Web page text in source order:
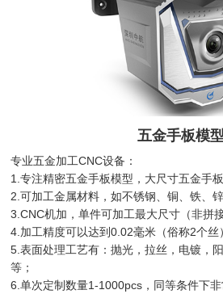
五金手板模型
专业五金加工CNC设备：
1.专注精密五金手板模型，大尺寸五金手
2.可加工金属材料，如不锈钢、铜、铁、
3.CNC机加，单件可加工最大尺寸（非拼
4.加工精度可以达到0.02毫米（俗称2个丝
5.表面处理工艺有：抛光，拉丝，电镀，
等；
6.单次定制数量1-1000pcs，同等条件下非